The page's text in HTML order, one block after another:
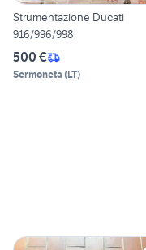
Strumentazione Ducati
916/996/998
500 €
Sermoneta (LT)